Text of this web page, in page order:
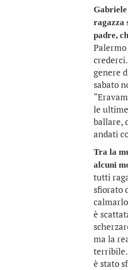
Gabriele
ragazza
padre,
genere
sabato
le
ballare,
andati
Tra la
alcuni
tutti
sfiorato
è
ma la
è stato